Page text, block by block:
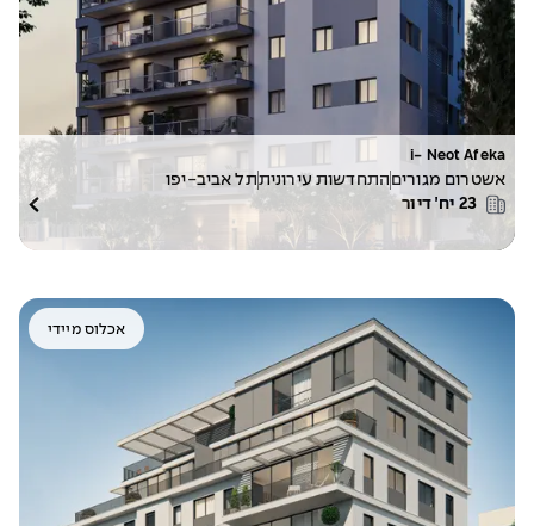
i- Neot Afeka
אשטרום מגורים התחדשות עירוניתתל אביב-יפו
23 יח׳ דיור
אכלוס מיידי